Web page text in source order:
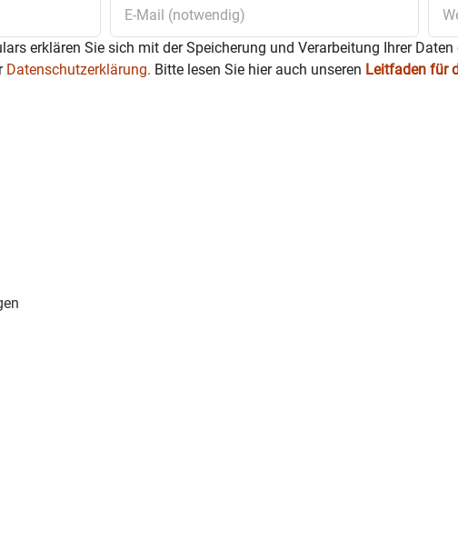
erklären Sie sich mit der Speicherung und Verarbeitung Ihrer
Datenschutzerklärung. Bitte lesen Sie hier auch unseren Leitfaden für